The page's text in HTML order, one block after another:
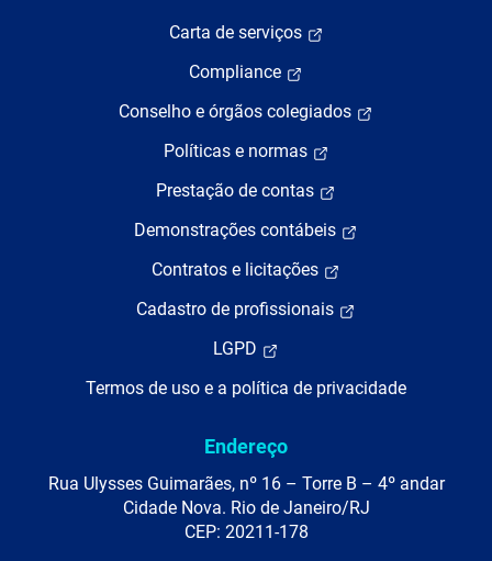
Carta de serviços
Compliance
Conselho e órgãos colegiados
Políticas e normas
Prestação de contas
Demonstrações contábeis
Contratos e licitações
Cadastro de profissionais
LGPD
Termos de uso e a política de privacidade
Endereço
Rua Ulysses Guimarães, nº 16 – Torre B – 4º andar
Cidade Nova. Rio de Janeiro/RJ
CEP: 20211-178